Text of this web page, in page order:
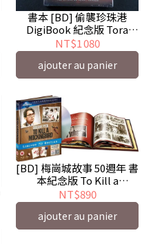
書本 [BD] 偷襲珍珠港
DigiBook 紀念版 Tora
Tora Tora
NT$1 080
ajouter au panier
[BD] 梅崗城故事 50週年 書
本紀念版 To Kill a
Mockingbird
NT$890
ajouter au panier